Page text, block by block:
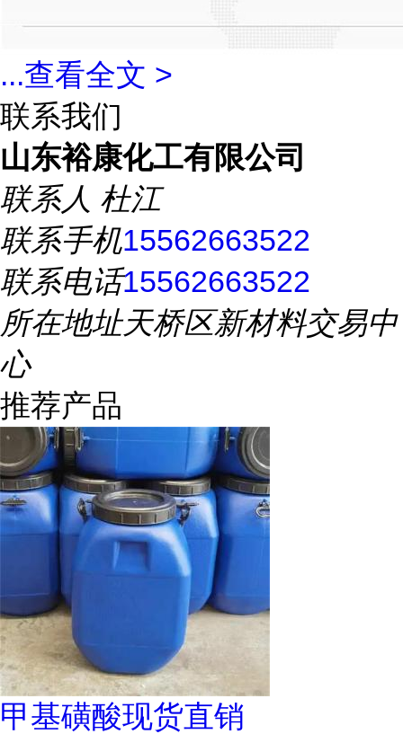
...查看全文 >
联系我们
山东裕康化工有限公司
联系人 杜江
联系手机15562663522
联系电话15562663522
所在地址天桥区新材料交易中
心
推荐产品
甲基磺酸现货直销